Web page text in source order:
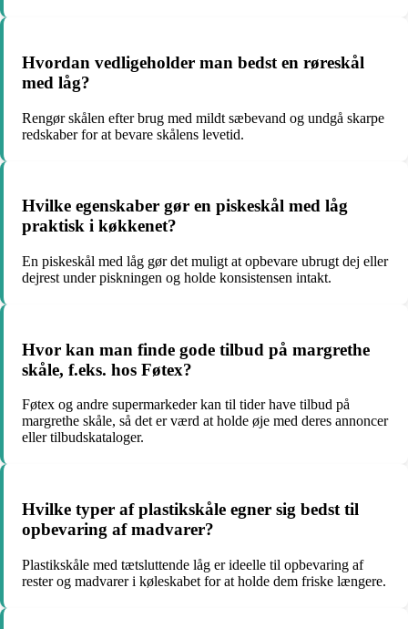
Hvordan vedligeholder man bedst en røreskål
med låg?
Rengør skålen efter brug med mildt sæbevand og undgå skarpe
redskaber for at bevare skålens levetid.
Hvilke egenskaber gør en piskeskål med låg
praktisk i køkkenet?
En piskeskål med låg gør det muligt at opbevare ubrugt dej eller
dejrest under piskningen og holde konsistensen intakt.
Hvor kan man finde gode tilbud på margrethe
skåle, f.eks. hos Føtex?
Føtex og andre supermarkeder kan til tider have tilbud på
margrethe skåle, så det er værd at holde øje med deres annoncer
eller tilbudskataloger.
Hvilke typer af plastikskåle egner sig bedst til
opbevaring af madvarer?
Plastikskåle med tætsluttende låg er ideelle til opbevaring af
rester og madvarer i køleskabet for at holde dem friske længere.